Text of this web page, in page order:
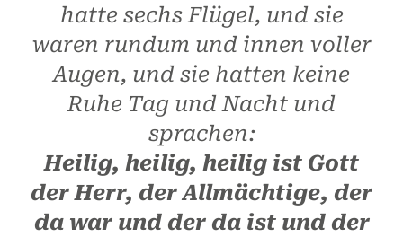
hatte sechs Flügel, und sie
waren rundum und innen voller
Augen, und sie hatten keine
Ruhe Tag und Nacht und
sprachen:
Heilig, heilig, heilig ist Gott
der Herr, der Allmächtige, der
da war und der da ist und der